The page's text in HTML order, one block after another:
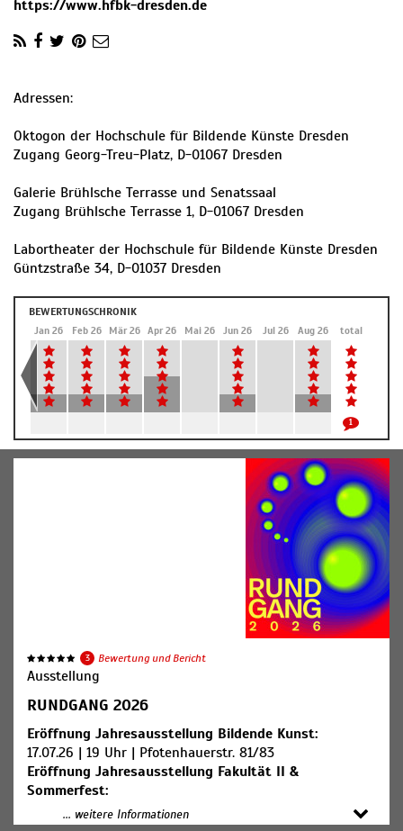
https://www.hfbk-dresden.de
Adressen:
Oktogon der Hochschule für Bildende Künste Dresden
Zugang Georg-Treu-Platz, D-01067 Dresden
Galerie Brühlsche Terrasse und Senatssaal
Zugang Brühlsche Terrasse 1, D-01067 Dresden
Labortheater der Hochschule für Bildende Künste Dresden
Güntzstraße 34, D-01037 Dresden
BEWERTUNGSCHRONIK
Jan 26 Feb 26 Mär 26 Apr 26 Mai 26 Jun 26 Jul 26 Aug 26 total
1
3 Bewertung und Bericht
Ausstellung
RUNDGANG 2026
Eröffnung Jahresausstellung Bildende Kunst:
17.07.26 | 19 Uhr | Pfotenhauerstr. 81/83
Eröffnung Jahresausstellung Fakultät II &
Sommerfest:
18.07.2026 | 16 Uhr | Güntz
... weitere Informationen